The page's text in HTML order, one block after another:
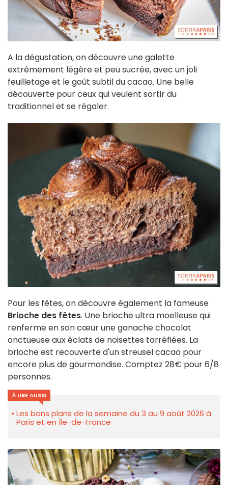
A la dégustation, on découvre une galette
extrêmement légère et peu sucrée, avec un joli
feuilletage et le goût subtil du cacao. Une belle
découverte pour ceux qui veulent sortir du
traditionnel et se régaler.
Pour les fêtes, on découvre également la fameuse
Brioche des fêtes. Une brioche ultra moelleuse qui
renferme en son cœur une ganache chocolat
onctueuse aux éclats de noisettes torréfiées. La
brioche est recouverte d'un streusel cacao pour
encore plus de gourmandise. Comptez 28€ pour 6/8
personnes.
À LIRE AUSSI
Les bons plans de la semaine du 3 au 9 août 2026 à
Paris et en Île-de-France